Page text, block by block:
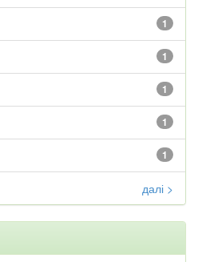
1
1
1
1
1
далі >